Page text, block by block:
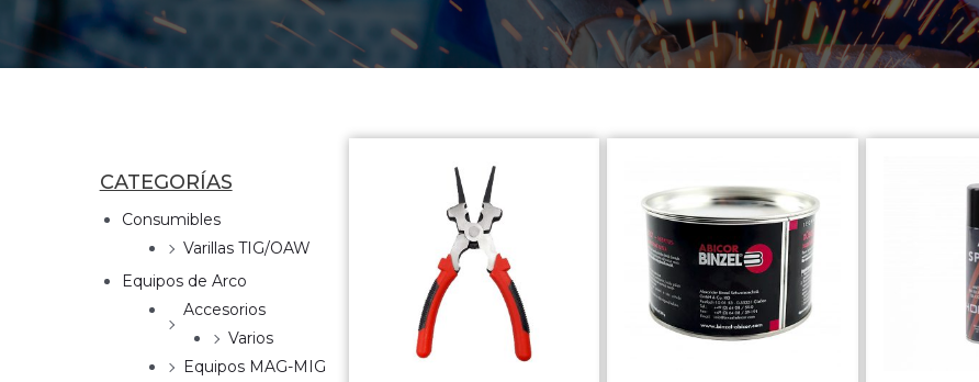
CATEGORÍAS
Consumibles
Varillas TIG/OAW
Equipos de Arco
Accesorios
Varios
Equipos MAG-MIG